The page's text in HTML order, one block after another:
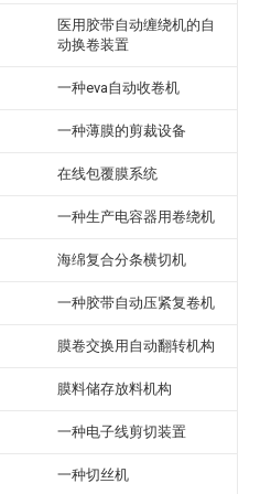
医用胶带自动缠绕机的自
动换卷装置
一种eva自动收卷机
一种薄膜的剪裁设备
在线包覆膜系统
一种生产电容器用卷绕机
海绵复合分条横切机
一种胶带自动压紧复卷机
膜卷交换用自动翻转机构
膜料储存放料机构
一种电子线剪切装置
一种切丝机